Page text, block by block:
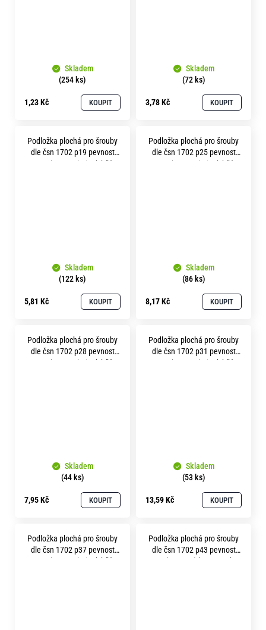
Skladem
(254 ks)
1,23 Kč KOUPIT
Skladem
(72 ks)
3,78 Kč KOUPIT
Podložka plochá pro šrouby
dle čsn 1702 p19 pevnost
10.9 ( 300HV ) zinek bílý
Skladem
(122 ks)
5,81 Kč KOUPIT
Podložka plochá pro šrouby
dle čsn 1702 p25 pevnost
10.9 ( 300HV ) zinek bílý
Skladem
(86 ks)
8,17 Kč KOUPIT
Podložka plochá pro šrouby
dle čsn 1702 p28 pevnost
10.9 ( 300HV ) zinek bílý
Skladem
(44 ks)
7,95 Kč KOUPIT
Podložka plochá pro šrouby
dle čsn 1702 p31 pevnost
10.9 ( 300HV ) zinek bílý
Skladem
(53 ks)
13,59 Kč KOUPIT
Podložka plochá pro šrouby
dle čsn 1702 p37 pevnost
10.9 ( 300HV ) zinek bílý
Podložka plochá pro šrouby
dle čsn 1702 p43 pevnost
10.9 ( 300HV ) bez povrchu